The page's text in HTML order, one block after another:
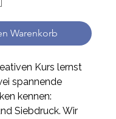
Warenkorb
Kurs lernst
spannende
kennen:
Siebdruck. Wir